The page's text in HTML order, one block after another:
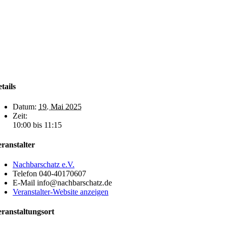
Datum: 19. Mai 2025
Zeit:
10:00 bis 11:15
Nachbarschatz e.V.
Telefon 040-40170607
E-Mail info@nachbarschatz.de
Veranstalter-Website anzeigen